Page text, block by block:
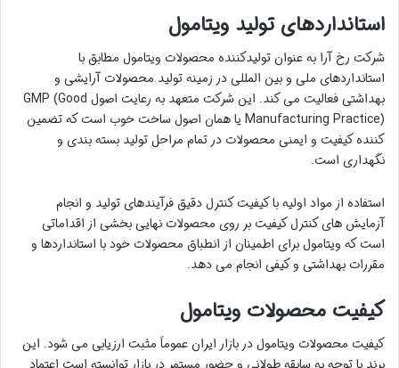
استانداردهای تولید ویتامول
شرکت رخ آرا به عنوان تولیدکننده محصولات ویتامول مطابق با
استانداردهای ملی و بین المللی در زمینه تولید محصولات آرایشی و
بهداشتی فعالیت می کند. این شرکت متعهد به رعایت اصول GMP (Good
Manufacturing Practice) یا همان اصول ساخت خوب است که تضمین
کننده کیفیت و ایمنی محصولات در تمام مراحل تولید بسته بندی و
نگهداری است.
استفاده از مواد اولیه با کیفیت کنترل دقیق فرآیندهای تولید و انجام
آزمایش های کنترل کیفیت بر روی محصولات نهایی بخشی از اقداماتی
است که ویتامول برای اطمینان از انطباق محصولات خود با استانداردها و
مقررات بهداشتی و کیفی انجام می دهد.
کیفیت محصولات ویتامول
کیفیت محصولات ویتامول در بازار ایران عموماً مثبت ارزیابی می شود. این
برند با توجه به سابقه طولانی و حضور مستمر در بازار توانسته است اعتماد